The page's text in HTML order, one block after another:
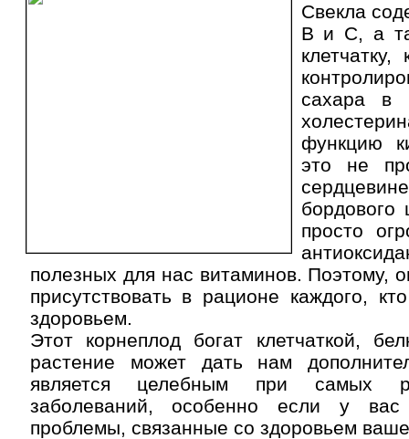
Свекла
В и С, а
сахара в
функцию
это не
бордового
просто
полезных для нас витаминов. Поэтому,
присутствовать в рационе каждого,
здоровьем.
Этот корнеплод богат клетчаткой,
растение может дать нам
является целебным при самых
заболеваний, особенно если у вас
проблемы, связанные со здоровьем